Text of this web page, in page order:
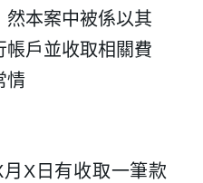
✕
然本案中被係以其
帳戶並收取相關費
情
月X日有收取一筆款